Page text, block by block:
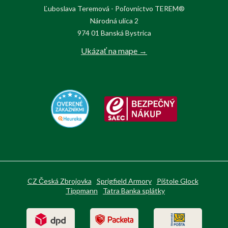
Ľuboslava Teremová - Poľovnictvo TEREM®
Národná ulica 2
974 01 Banská Bystrica
Ukázať na mape →
CZ Česká Zbrojovka Sprigfield Armory
Pištole Glock
Tippmann
Tatra Banka splátky